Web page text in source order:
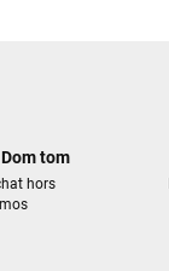
tom
hors